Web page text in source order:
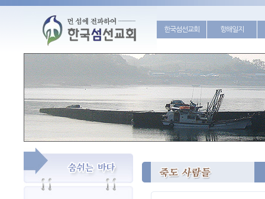
한국섬선교회 항해일지